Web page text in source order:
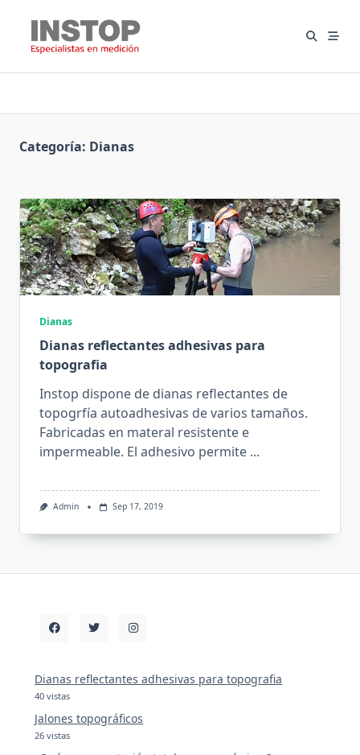
contenido
Categoría: Dianas
Dianas
Dianas reflectantes adhesivas para
topografia
Instop dispone de dianas reflectantes de
topogrfía autoadhesivas de varios tamaños.
Fabricadas en materal resistente e
impermeable. El adhesivo permite ...
Admin Sep 17, 2019
Dianas reflectantes adhesivas para topografia
40 vistas
Jalones topográficos
26 vistas